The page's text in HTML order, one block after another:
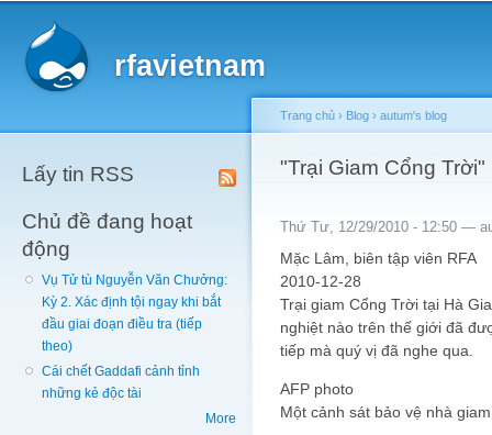
rfavietnam
Lấy tin RSS
Chủ đề đang hoạt
động
Vụ Tử tù Nguyễn Văn Chưởng:
Kỳ 2. Xác định tội ngay khi bắt
đầu giai đoạn điều tra (tiếp
theo)
Cái chết Gaddafi cảnh tỉnh
những kẻ độc tài
More
You are here
Trang chủ › Blog › autum's blog
"Trại Giam Cổng
Thứ Tư, 12/29/2010 - 12:50 —
Mặc Lâm, biên tập viên RFA
2010-12-28
Trại giam Cổng Trời tại Hà
nghiệt nào trên thế giới đã
tiếp mà quý vị đã nghe qua.
AFP photo
Một cảnh sát bảo vệ nhà